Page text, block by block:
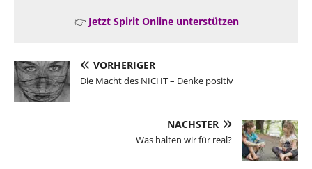
👉 Jetzt Spirit Online unterstützen
VORHERIGER
Die Macht des NICHT – Denke positiv
NÄCHSTER
Was halten wir für real?